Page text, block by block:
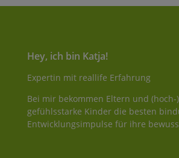
Hey, ich bin Katja!
Expertin mit reallife Erfahrung
Bei mir bekommen Eltern und
gefühlsstarke Kinder die besten
Entwicklungsimpulse für ihre